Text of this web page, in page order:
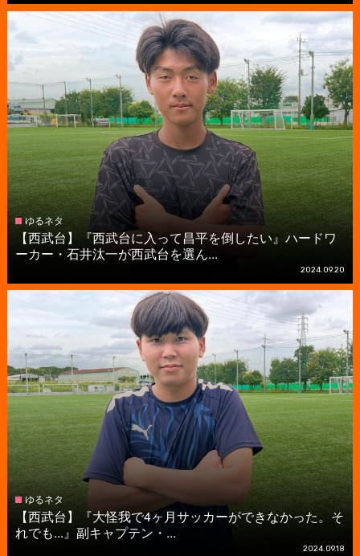
ゆるネタ
【西武台】『西武台に入って昌平を倒したい』ハードワ
ーカー・石井汰一が西武台を選ん...
2024.09.20
ゆるネタ
【西武台】『大怪我で4ヶ月サッカーができなかった。そ
れでも...』副キャプテン・...
2024.09.18